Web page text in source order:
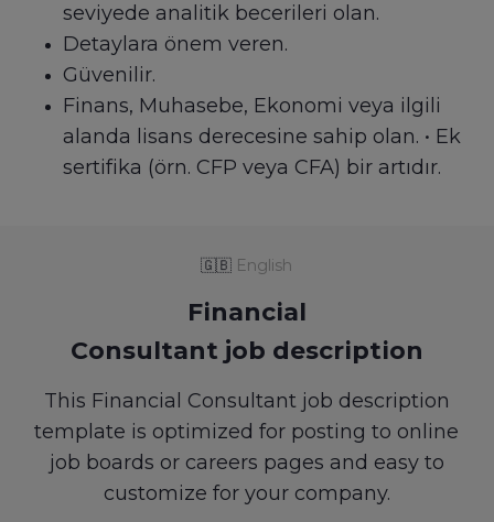
seviyede analitik becerileri olan.
Detaylara önem veren.
Güvenilir.
Finans, Muhasebe, Ekonomi veya ilgili
alanda lisans derecesine sahip olan. • Ek
sertifika (örn. CFP veya CFA) bir artıdır.
🇬🇧 English
Financial
Consultant job description
This Financial Consultant job description
template is optimized for posting to online
job boards or careers pages and easy to
customize for your company.